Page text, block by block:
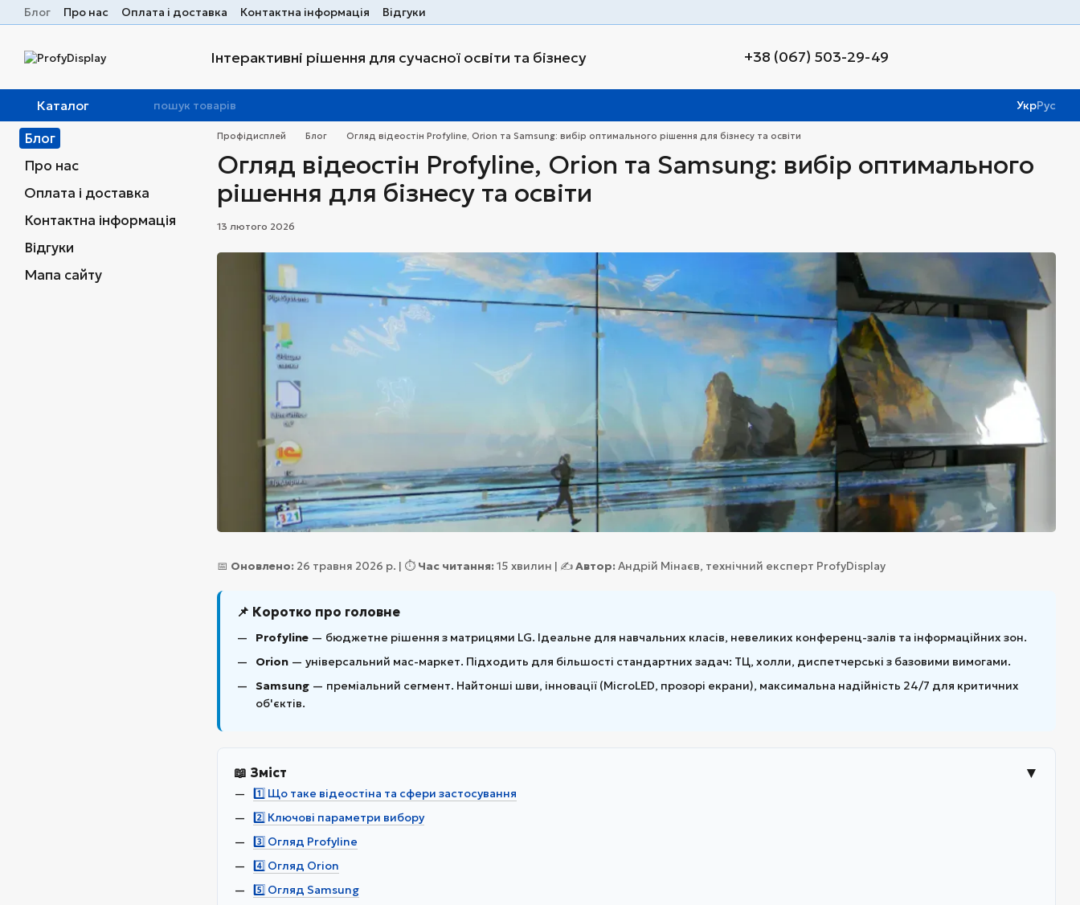
Перейти до основного контенту
Блог Про нас Оплата і доставка Контактна інформація Відгуки
Інтерактивні рішення для сучасної освіти та бізнесу +38 (067) 503-29-49
Каталог УкрРус
Профідисплей Блог Огляд відеостін Profyline, Orion та Samsung: вибір оптимального рішення для бізнесу та освіти
Огляд відеостін Profyline, Orion та Samsung: вибір оптимального
рішення для бізнесу та освіти
13 лютого 2026
📅 Оновлено: 26 травня 2026 р. | ⏱️ Час читання: 15 хвилин | ✍️Автор: Андрій Мінаєв, технічний експерт ProfyDisplay
📌 Коротко про головне
Profyline — бюджетне рішення з матрицями LG. Ідеальне для навчальних класів, невеликих конференц-залів та інформаційних зон.
Orion — універсальний мас-маркет. Підходить для більшості стандартних задач: ТЦ, холли, диспетчерські з базовими вимогами.
Samsung — преміальний сегмент. Найтонші шви, інновації (MicroLED, прозорі екрани), максимальна надійність 24/7 для критичних
об'єктів.
📖 Зміст ▼
1️⃣ Що таке відеостіна та сфери застосування
2️⃣ Ключові параметри вибору
3️⃣ Огляд Profyline
4️⃣ Огляд Orion
5️⃣ Огляд Samsung
Блог
Про нас
Оплата і доставка
Контактна інформація
Відгуки
Мапа сайту